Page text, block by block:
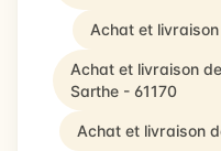
Achat et
Achat et livraison
Sarthe - 61170
Achat et livraison